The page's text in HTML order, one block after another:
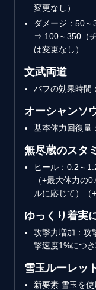
変更なし）
ダメージ：50～
⇒ 100～350（
は変更なし）
文武両道
バフの効果時
オーシャンソ
基本体力回復
無尽蔵のスタ
ヒール：0.2～
（+最大体力の
ルに応じて）（
ゆっくり着実
攻撃力増加：攻
撃速度1%につき
雪玉ルーレッ
新要素 雪玉を